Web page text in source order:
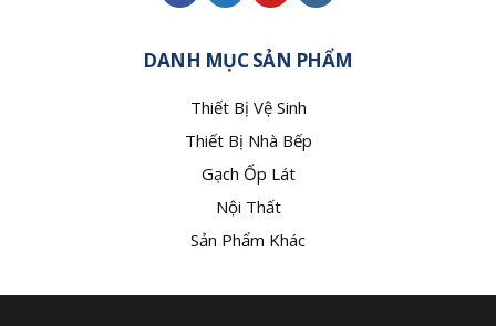
DANH MỤC SẢN PHẨM
Thiết Bị Vệ Sinh
Thiết Bị Nhà Bếp
Gạch Ốp Lát
Nội Thất
Sản Phẩm Khác